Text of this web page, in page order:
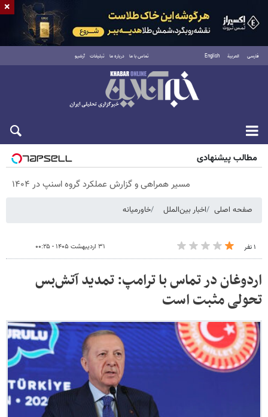
فارسی العربية English تماس با ما درباره ما تبلیغات آرشیو
پنجشنبه ۱۵ مرداد ۱۴۰۵
مطالب پیشنهادی
مسیر همراهی و گزارش عملکرد گروه اسنپ در ۱۴۰۴
صفحه اصلی اخبار بین‌الملل خاورمیانه
۱ نفر ۳۱ اردیبهشت ۱۴۰۵ - ۰۰:۲۵
اردوغان در تماس با ترامپ: تمدید آتش‌بس
تحولی مثبت است
×